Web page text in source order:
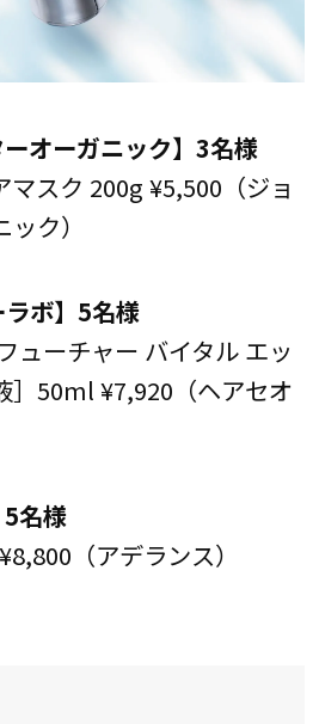
オーガニック】3名様
スク 200g ¥5,500（ジョ
ク）
ボ】5名様
ューチャー バイタル エッ
］50ml ¥7,920（ヘアセオ
名様
（アデランス）